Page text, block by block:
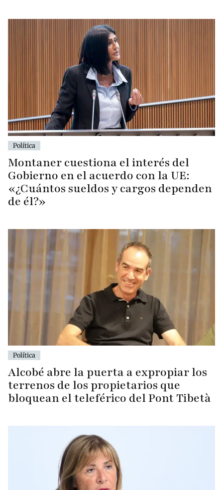
Política
Montaner cuestiona el interés del
Gobierno en el acuerdo con la UE:
«¿Cuántos sueldos y cargos dependen
de él?»
Política
Alcobé abre la puerta a expropiar los
terrenos de los propietarios que
bloquean el teleférico del Pont Tibetà